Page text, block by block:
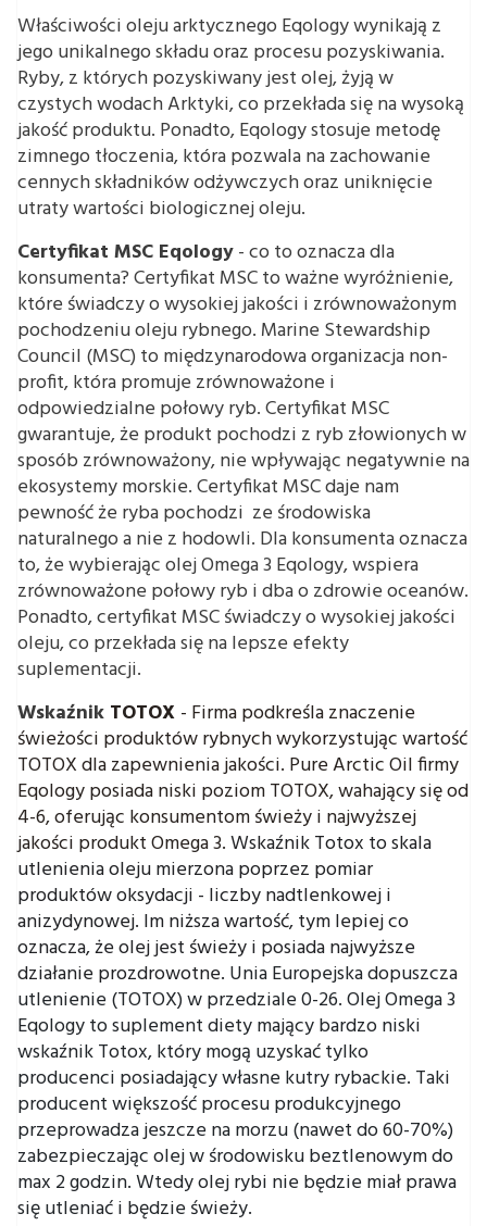
Właściwości oleju arktycznego Eqology wynikają z
jego unikalnego składu oraz procesu pozyskiwania.
Ryby, z których pozyskiwany jest olej, żyją w
czystych wodach Arktyki, co przekłada się na wysoką
jakość produktu. Ponadto, Eqology stosuje metodę
zimnego tłoczenia, która pozwala na zachowanie
cennych składników odżywczych oraz uniknięcie
utraty wartości biologicznej oleju.
Certyfikat MSC Eqology- co to oznacza dla
konsumenta? Certyfikat MSC to ważne wyróżnienie,
które świadczy o wysokiej jakości i zrównoważonym
pochodzeniu oleju rybnego. Marine Stewardship
Council (MSC) to międzynarodowa organizacja non-
profit, która promuje zrównoważone i
odpowiedzialne połowy ryb. Certyfikat MSC
gwarantuje, że produkt pochodzi z ryb złowionych w
sposób zrównoważony, nie wpływając negatywnie na
ekosystemy morskie. Certyfikat MSC daje nam
pewność że ryba pochodzi ze środowiska
naturalnego a nie z hodowli. Dla konsumenta oznacza
to, że wybierając olej Omega 3 Eqology, wspiera
zrównoważone połowy ryb i dba o zdrowie oceanów.
Ponadto, certyfikat MSC świadczy o wysokiej jakości
oleju, co przekłada się na lepsze efekty
suplementacji.
Wskaźnik TOTOX - Firma podkreśla znaczenie
świeżości produktów rybnych wykorzystując wartość
TOTOX dla zapewnienia jakości. Pure Arctic Oil firmy
Eqology posiada niski poziom TOTOX, wahający się od
4-6, oferując konsumentom świeży i najwyższej
jakości produkt Omega 3.Wskaźnik Totox to skala
utlenienia oleju mierzona poprzez pomiar
produktów oksydacji - liczby nadtlenkowej i
anizydynowej. Im niższa wartość, tym lepiej co
oznacza, że olej jest świeży i posiada najwyższe
działanie prozdrowotne. Unia Europejska dopuszcza
utlenienie (TOTOX) w przedziale 0-26. Olej Omega 3
Eqology to suplement diety mający bardzo niski
wskaźnik Totox, który mogą uzyskać tylko
producenci posiadający własne kutry rybackie. Taki
producent większość procesu produkcyjnego
przeprowadza jeszcze na morzu (nawet do 60-70%)
zabezpieczając olej w środowisku beztlenowym do
max 2 godzin. Wtedy olej rybi nie będzie miał prawa
się utleniać i będzie świeży.